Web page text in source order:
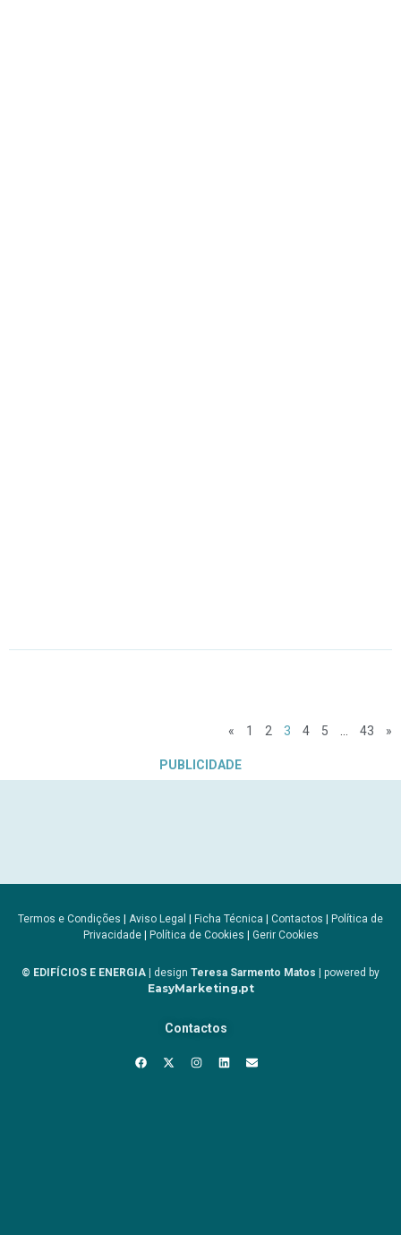
« 1 2 3 4 5 43 »
PUBLICIDADE
Termos e Condições | Aviso Legal | Ficha Técnica | Contactos | Política de
Privacidade| Política de Cookies | Gerir Cookies
© EDIFÍCIOS E ENERGIA | design Teresa Sarmento Matos | powered by
EasyMarketing.pt
Contactos